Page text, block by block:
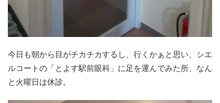
今日も朝から目がチカチカするし、行くかぁと思い、シエ
ルコートの「とよす駅前眼科」に足を運んでみた所、なん
と火曜日は休診。